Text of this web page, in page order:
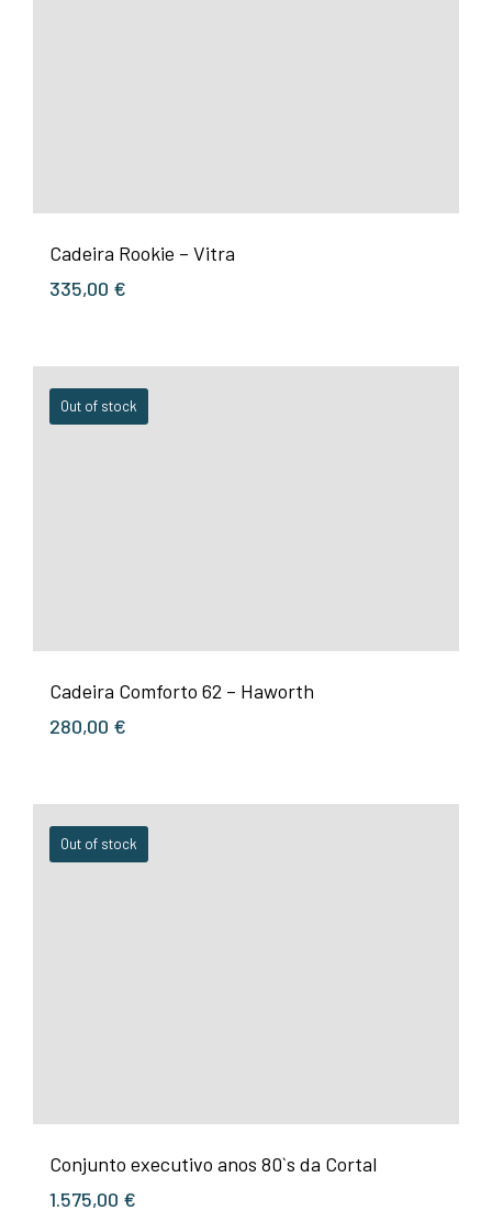
Cadeira Rookie – Vitra
335,00 €
Out of stock
Cadeira Comforto 62 – Haworth
280,00 €
Out of stock
Conjunto executivo anos 80`s da Cortal
1.575,00 €